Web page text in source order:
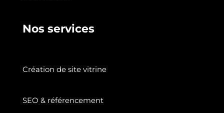
Nos services
Création de site vitrine
SEO & référencement